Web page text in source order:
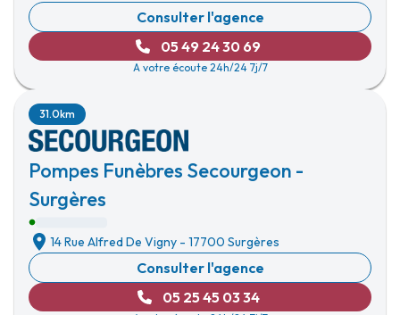
Consulter l'agence
05 49 24 30 69
A votre écoute 24h/24 7j/7
Pompes Funèbres Secourgeon -
Surgères
31.0km
14 Rue Alfred De Vigny - 17700 Surgères
Consulter l'agence
05 25 45 03 34